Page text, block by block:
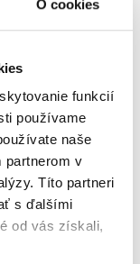
O cookies
funkcií
používame
naše
partnerom v
Títo partneri
s ďalšími
od vás získali,